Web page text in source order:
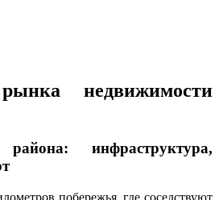
недвижимости
инфраструктура,
побережья, где соседствуют